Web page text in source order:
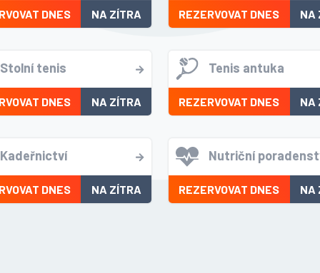
DNES NA ZÍTRA REZERVOVAT DNES NA
tenis
DNES NA ZÍTRA
Tenis antuka
REZERVOVAT DNES NA
DNES NA ZÍTRA
Nutriční
REZERVOVAT DNES NA